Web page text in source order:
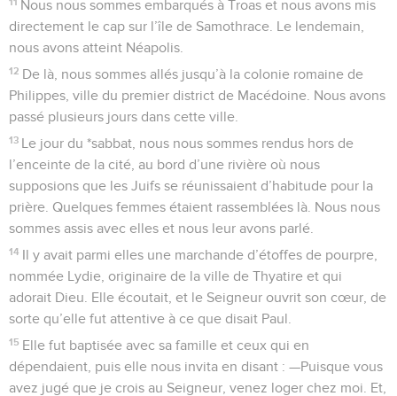
Nous nous sommes embarqués à Troas et nous avons mis
directement le cap sur l’île de Samothrace. Le lendemain,
nous avons atteint Néapolis.
12 De là, nous sommes allés jusqu’à la colonie romaine de
Philippes, ville du premier district de Macédoine. Nous avons
passé plusieurs jours dans cette ville.
13 Le jour du *sabbat, nous nous sommes rendus hors de
l’enceinte de la cité, au bord d’une rivière où nous
supposions que les Juifs se réunissaient d’habitude pour la
prière. Quelques femmes étaient rassemblées là. Nous nous
sommes assis avec elles et nous leur avons parlé.
14 Il y avait parmi elles une marchande d’étoffes de pourpre,
nommée Lydie, originaire de la ville de Thyatire et qui
adorait Dieu. Elle écoutait, et le Seigneur ouvrit son cœur, de
sorte qu’elle fut attentive à ce que disait Paul.
15 Elle fut baptisée avec sa famille et ceux qui en
dépendaient, puis elle nous invita en disant : —Puisque vous
avez jugé que je crois au Seigneur, venez loger chez moi. Et,